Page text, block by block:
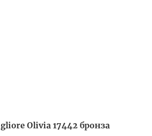
Olivia 17442 бронза